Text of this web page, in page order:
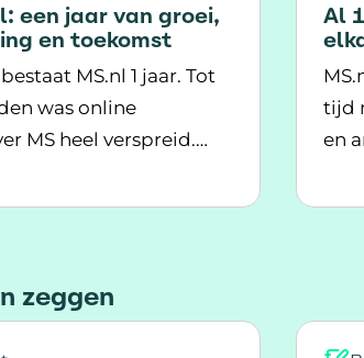
een jaar van groei,
en toekomst
MS.nl 1 jaar. Tot
was online
MS heel verspreid.
we terug op een
toekomst.
Al
tijd
en
zeggen